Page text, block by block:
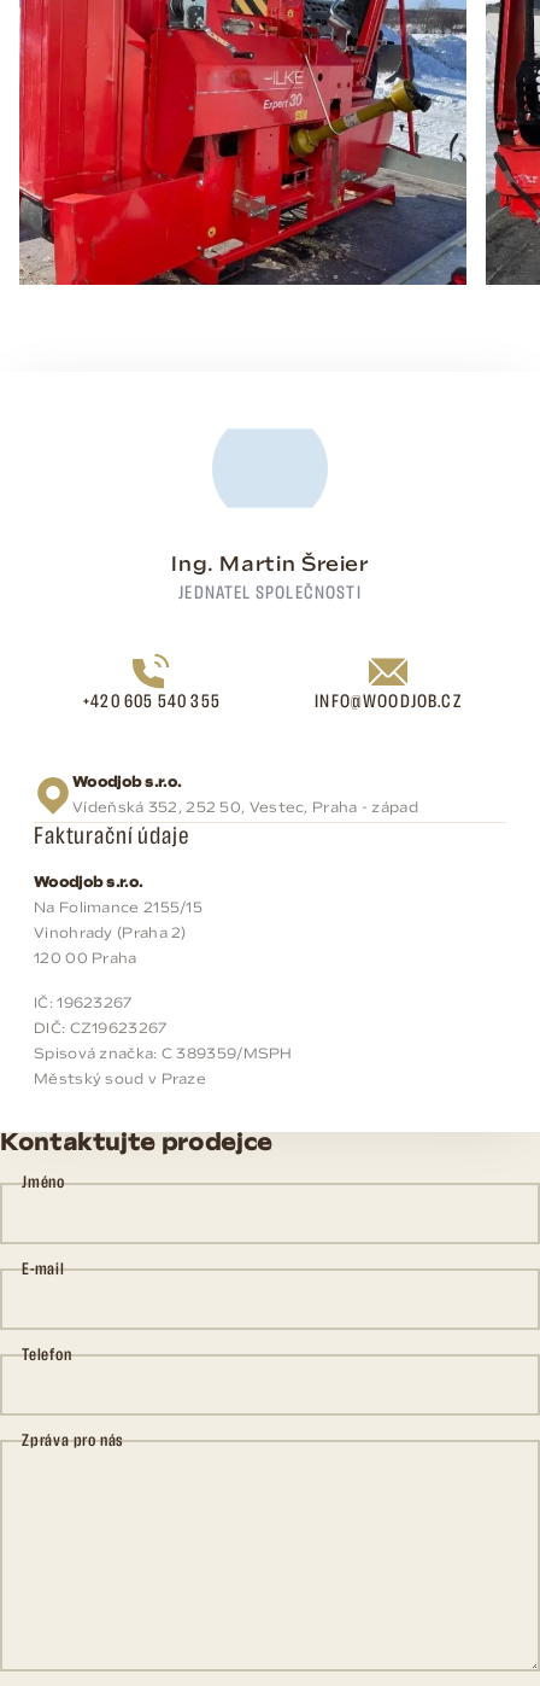
Ing. Martin Šreier
JEDNATEL SPOLEČNOSTI
+420 605 540 355 INFO@WOODJOB.CZ
Woodjob s.r.o.
Vídeňská 352, 252 50, Vestec, Praha - západ
Fakturační údaje
Woodjob s.r.o.
Na Folimance 2155/15
Vinohrady (Praha 2)
120 00 Praha
IČ: 19623267
DIČ: CZ19623267
Spisová značka: C 389359/MSPH
Městský soud v Praze
Kontaktujte prodejce
Jméno
E-mail
Telefon
Zpráva pro nás